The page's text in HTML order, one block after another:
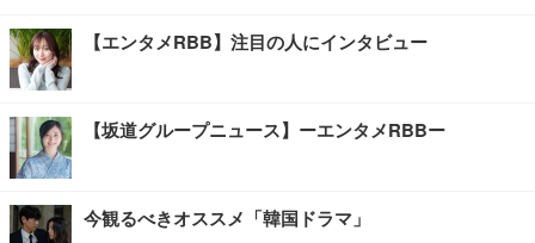
【エンタメRBB】注目の人にインタビュー
【坂道グループニュース】ーエンタメRBBー
今観るべきオススメ「韓国ドラマ」